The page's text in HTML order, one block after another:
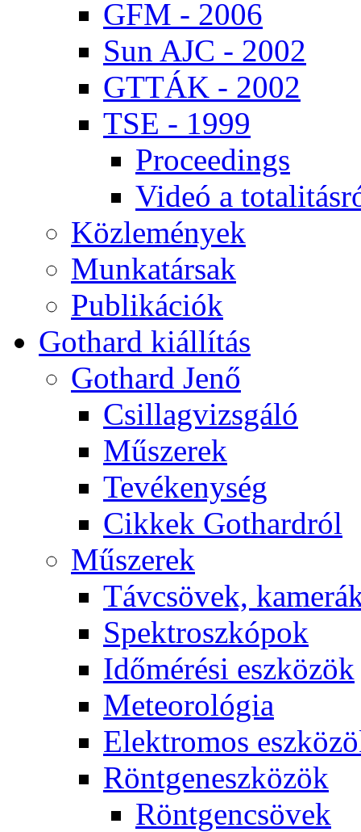
GFM - 2006
Sun AJC - 2002
GT­TÁK - 2002
TSE - 1999
Pro­ce­e­dings
Vi­deó a
Köz­le­mé­nyek
Mun­ka­tár­sak
Pub­li­ká­ci­ók
Got­hard ki­ál­lí­tás
Got­hard Je­nő
Csil­lag­vizs­gá­ló
Mű­sze­rek
Te­vé­keny­ség
Cik­kek Got­hard­ról
Mű­sze­rek
Táv­csö­vek,
Spekt­rosz­kó­pok
Idő­mé­ré­si esz­kö­zök
Me­te­o­ro­ló­gia
Elekt­ro­mos
Rönt­gen­esz­kö­zök
Rönt­gen­csö­vek